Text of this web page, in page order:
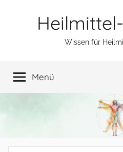
Wissen für
Menü